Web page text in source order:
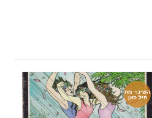
השינוי מת
חיל כאן